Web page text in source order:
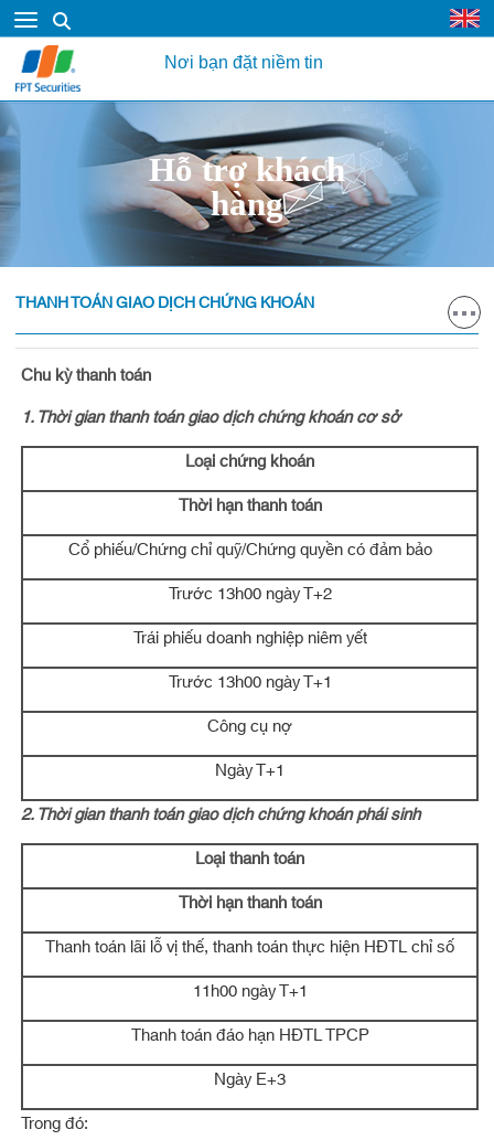
Nơi bạn đặt niềm tin
Hỗ trợ khách
hàng
THANH TOÁN GIAO DỊCH CHỨNG KHOÁN
Chu kỳ thanh toán
1. Thời gian thanh toán giao dịch chứng khoán cơ sở
Loại chứng khoán
Thời hạn thanh toán
Cổ phiếu/Chứng chỉ quỹ/Chứng quyền có đảm bảo
Trước 13h00 ngày T+2
Trái phiếu doanh nghiệp niêm yết
Trước 13h00 ngày T+1
Công cụ nợ
Ngày T+1
2. Thời gian thanh toán giao dịch chứng khoán phái sinh
Loại thanh toán
Thời hạn thanh toán
Thanh toán lãi lỗ vị thế, thanh toán thực hiện HĐTL chỉ số
11h00 ngày T+1
Thanh toán đáo hạn HĐTL TPCP
Ngày E+3
Trong đó: